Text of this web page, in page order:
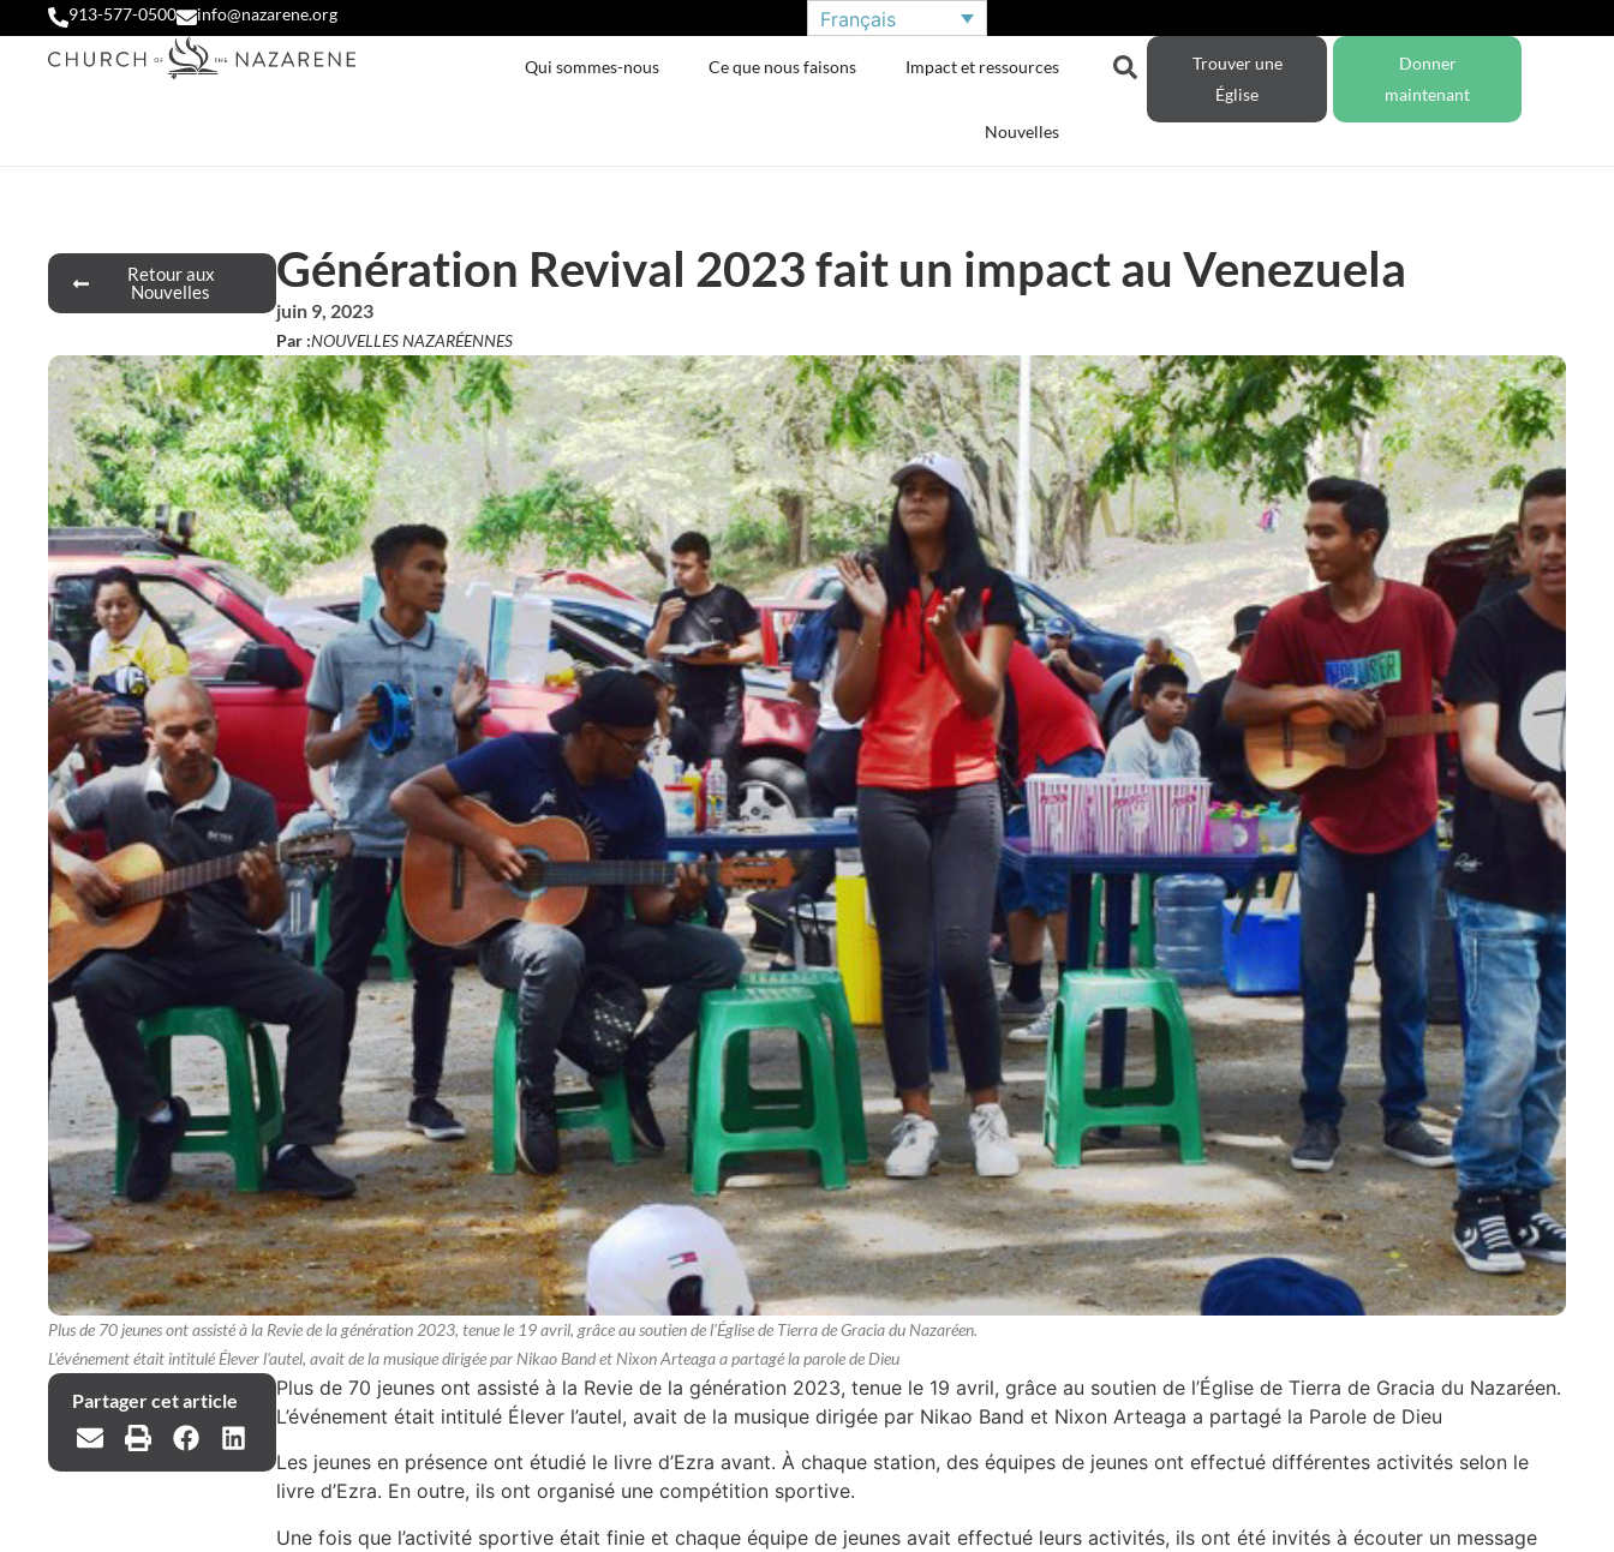
913-577-0500 info@nazarene.org Français
Qui sommes-nous Ce que nous faisons Impact et ressources
Nouvelles
Trouver une
Église
Donner
maintenant
Retour aux
Nouvelles
Génération Revival 2023 fait un impact au Venezuela
juin 9, 2023
Par :NOUVELLES NAZARÉENNES
Plus de 70 jeunes ont assisté à la Revie de la génération 2023, tenue le 19 avril, grâce au soutien de l'Église de Tierra de Gracia du Nazaréen.
L'événement était intitulé Élever l'autel, avait de la musique dirigée par Nikao Band et Nixon Arteaga a partagé la parole de Dieu
Partager cet article
Plus de 70 jeunes ont assisté à la Revie de la génération 2023, tenue le 19 avril, grâce au soutien de l’Église de Tierra de Gracia du Nazaréen.
L’événement était intitulé Élever l’autel, avait de la musique dirigée par Nikao Band et Nixon Arteaga a partagé la Parole de Dieu
Les jeunes en présence ont étudié le livre d’Ezra avant. À chaque station, des équipes de jeunes ont effectué différentes activités selon le
livre d’Ezra. En outre, ils ont organisé une compétition sportive.
Une fois que l’activité sportive était finie et chaque équipe de jeunes avait effectué leurs activités, ils ont été invités à écouter un message